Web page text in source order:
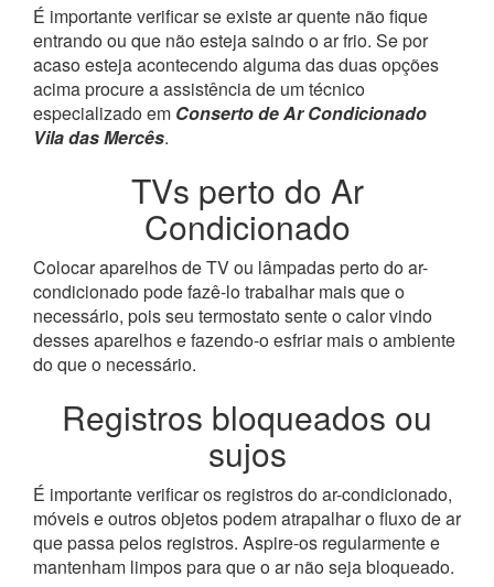
É importante verificar se existe ar quente não fique
entrando ou que não esteja saindo o ar frio. Se por
acaso esteja acontecendo alguma das duas opções
acima procure a assistência de um técnico
especializado em Conserto de Ar Condicionado
Vila das Mercês.
TVs perto do Ar
Condicionado
Colocar aparelhos de TV ou lâmpadas perto do ar-
condicionado pode fazê-lo trabalhar mais que o
necessário, pois seu termostato sente o calor vindo
desses aparelhos e fazendo-o esfriar mais o ambiente
do que o necessário.
Registros bloqueados ou
sujos
É importante verificar os registros do ar-condicionado,
móveis e outros objetos podem atrapalhar o fluxo de ar
que passa pelos registros. Aspire-os regularmente e
mantenham limpos para que o ar não seja bloqueado.